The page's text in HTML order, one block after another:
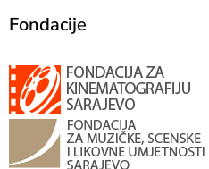
Fondacije